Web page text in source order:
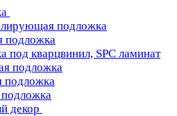
подложка
подложка
под кварцвинил, SPC ламинат
подложка
подложка
декор